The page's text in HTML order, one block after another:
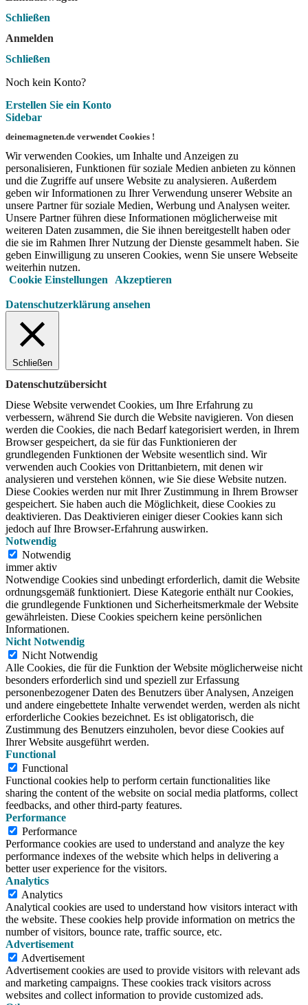
Schließen
Anmelden
Schließen
Noch kein Konto?
Erstellen Sie ein Konto
Sidebar
deinemagneten.de verwendet Cookies !
Wir verwenden Cookies, um Inhalte und Anzeigen zu
personalisieren, Funktionen für soziale Medien anbieten zu können
und die Zugriffe auf unsere Website zu analysieren. Außerdem
geben wir Informationen zu Ihrer Verwendung unserer Website an
unsere Partner für soziale Medien, Werbung und Analysen weiter.
Unsere Partner führen diese Informationen möglicherweise mit
weiteren Daten zusammen, die Sie ihnen bereitgestellt haben oder
die sie im Rahmen Ihrer Nutzung der Dienste gesammelt haben. Sie
geben Einwilligung zu unseren Cookies, wenn Sie unsere Webseite
weiterhin nutzen.
Cookie Einstellungen
Akzeptieren
Datenschutzerklärung ansehen
Schließen
Datenschutzübersicht
Diese Website verwendet Cookies, um Ihre Erfahrung zu
verbessern, während Sie durch die Website navigieren. Von diesen
werden die Cookies, die nach Bedarf kategorisiert werden, in Ihrem
Browser gespeichert, da sie für das Funktionieren der
grundlegenden Funktionen der Website wesentlich sind. Wir
verwenden auch Cookies von Drittanbietern, mit denen wir
analysieren und verstehen können, wie Sie diese Website nutzen.
Diese Cookies werden nur mit Ihrer Zustimmung in Ihrem Browser
gespeichert. Sie haben auch die Möglichkeit, diese Cookies zu
deaktivieren. Das Deaktivieren einiger dieser Cookies kann sich
jedoch auf Ihre Browser-Erfahrung auswirken.
Notwendig
Notwendig
immer aktiv
Notwendige Cookies sind unbedingt erforderlich, damit die Website
ordnungsgemäß funktioniert. Diese Kategorie enthält nur Cookies,
die grundlegende Funktionen und Sicherheitsmerkmale der Website
gewährleisten. Diese Cookies speichern keine persönlichen
Informationen.
Nicht Notwendig
Nicht Notwendig
Alle Cookies, die für die Funktion der Website möglicherweise nicht
besonders erforderlich sind und speziell zur Erfassung
personenbezogener Daten des Benutzers über Analysen, Anzeigen
und andere eingebettete Inhalte verwendet werden, werden als nicht
erforderliche Cookies bezeichnet. Es ist obligatorisch, die
Zustimmung des Benutzers einzuholen, bevor diese Cookies auf
Ihrer Website ausgeführt werden.
Functional
Functional
Functional cookies help to perform certain functionalities like
sharing the content of the website on social media platforms, collect
feedbacks, and other third-party features.
Performance
Performance
Performance cookies are used to understand and analyze the key
performance indexes of the website which helps in delivering a
better user experience for the visitors.
Analytics
Analytics
Analytical cookies are used to understand how visitors interact with
the website. These cookies help provide information on metrics the
number of visitors, bounce rate, traffic source, etc.
Advertisement
Advertisement
Advertisement cookies are used to provide visitors with relevant ads
and marketing campaigns. These cookies track visitors across
websites and collect information to provide customized ads.